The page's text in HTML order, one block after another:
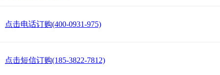
点击电话订购(400-0931-975)
点击短信订购(185-3822-7812)